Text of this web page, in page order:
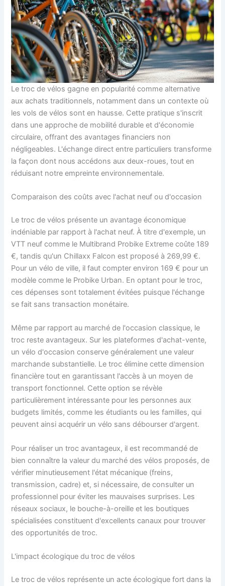
Le troc de vélos gagne en popularité comme alternative
aux achats traditionnels, notamment dans un contexte où
les vols de vélos sont en hausse. Cette pratique s'inscrit
dans une approche de mobilité durable et d'économie
circulaire, offrant des avantages financiers non
négligeables. L'échange direct entre particuliers transforme
la façon dont nous accédons aux deux-roues, tout en
réduisant notre empreinte environnementale.
Comparaison des coûts avec l'achat neuf ou d'occasion
Le troc de vélos présente un avantage économique
indéniable par rapport à l'achat neuf. À titre d'exemple, un
VTT neuf comme le Multibrand Probike Extreme coûte 189
€, tandis qu'un Chillaxx Falcon est proposé à 269,99 €.
Pour un vélo de ville, il faut compter environ 169 € pour un
modèle comme le Probike Urban. En optant pour le troc,
ces dépenses sont totalement évitées puisque l'échange
se fait sans transaction monétaire.
Même par rapport au marché de l'occasion classique, le
troc reste avantageux. Sur les plateformes d'achat-vente,
un vélo d'occasion conserve généralement une valeur
marchande substantielle. Le troc élimine cette dimension
financière tout en garantissant l'accès à un moyen de
transport fonctionnel. Cette option se révèle
particulièrement intéressante pour les personnes aux
budgets limités, comme les étudiants ou les familles, qui
peuvent ainsi acquérir un vélo sans débourser d'argent.
Pour réaliser un troc avantageux, il est recommandé de
bien connaître la valeur du marché des vélos proposés, de
vérifier minutieusement l'état mécanique (freins,
transmission, cadre) et, si nécessaire, de consulter un
professionnel pour éviter les mauvaises surprises. Les
réseaux sociaux, le bouche-à-oreille et les boutiques
spécialisées constituent d'excellents canaux pour trouver
des opportunités de troc.
L'impact écologique du troc de vélos
Le troc de vélos représente un acte écologique fort dans la